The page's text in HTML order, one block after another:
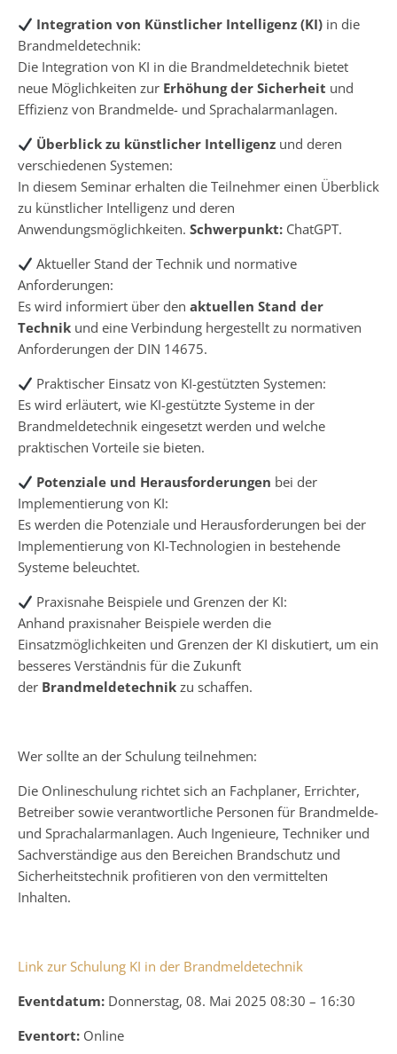
Integration von Künstlicher Intelligenz (KI) in die
Brandmeldetechnik:
Die Integration von KI in die Brandmeldetechnik bietet
neue Möglichkeiten zur Erhöhung der Sicherheit und
Effizienz von Brandmelde- und Sprachalarmanlagen.
Überblick zu künstlicher Intelligenz und deren
verschiedenen Systemen:
In diesem Seminar erhalten die Teilnehmer einen Überblick
zu künstlicher Intelligenz und deren
Anwendungsmöglichkeiten. Schwerpunkt: ChatGPT.
Aktueller Stand der Technik und normative
Anforderungen:
Es wird informiert über den aktuellen Stand der
Technik und eine Verbindung hergestellt zu normativen
Anforderungen der DIN 14675.
Praktischer Einsatz von KI-gestützten Systemen:
Es wird erläutert, wie KI-gestützte Systeme in der
Brandmeldetechnik eingesetzt werden und welche
praktischen Vorteile sie bieten.
Potenziale und Herausforderungen bei der
Implementierung von KI:
Es werden die Potenziale und Herausforderungen bei der
Implementierung von KI-Technologien in bestehende
Systeme beleuchtet.
Praxisnahe Beispiele und Grenzen der KI:
Anhand praxisnaher Beispiele werden die
Einsatzmöglichkeiten und Grenzen der KI diskutiert, um ein
besseres Verständnis für die Zukunft
der Brandmeldetechnik zu schaffen.
Wer sollte an der Schulung teilnehmen:
Die Onlineschulung richtet sich an Fachplaner, Errichter,
Betreiber sowie verantwortliche Personen für Brandmelde-
und Sprachalarmanlagen. Auch Ingenieure, Techniker und
Sachverständige aus den Bereichen Brandschutz und
Sicherheitstechnik profitieren von den vermittelten
Inhalten.
Link zur Schulung KI in der Brandmeldetechnik
Eventdatum: Donnerstag, 08. Mai 2025 08:30 – 16:30
Eventort: Online